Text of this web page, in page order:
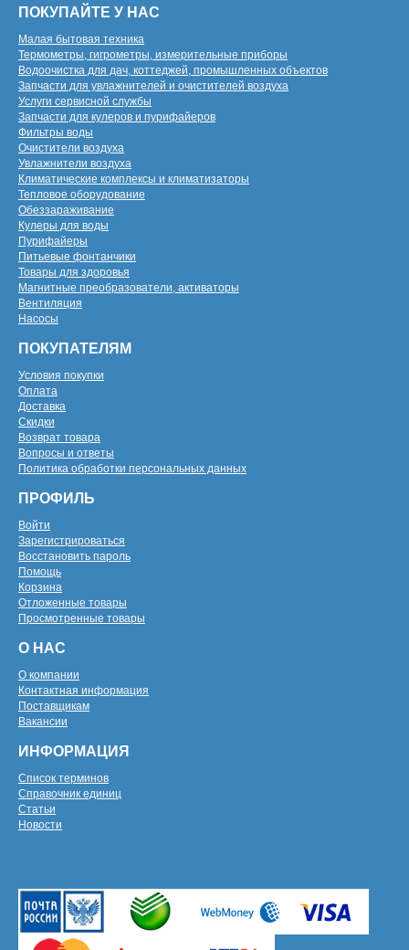
ПОКУПАЙТЕ У НАС
Малая бытовая техника
Термометры, гигрометры, измерительные приборы
Водоочистка для дач, коттеджей, промышленных объектов
Запчасти для увлажнителей и очистителей воздуха
Услуги сервисной службы
Запчасти для кулеров и пурифайеров
Фильтры воды
Очистители воздуха
Увлажнители воздуха
Климатические комплексы и климатизаторы
Тепловое оборудование
Обеззараживание
Кулеры для воды
Пурифайеры
Питьевые фонтанчики
Товары для здоровья
Магнитные преобразователи, активаторы
Вентиляция
Насосы
ПОКУПАТЕЛЯМ
Условия покупки
Оплата
Доставка
Скидки
Возврат товара
Вопросы и ответы
Политика обработки персональных данных
ПРОФИЛЬ
Войти
Зарегистрироваться
Восстановить пароль
Помощь
Корзина
Отложенные товары
Просмотренные товары
О НАС
О компании
Контактная информация
Поставщикам
Вакансии
ИНФОРМАЦИЯ
Список терминов
Справочник единиц
Статьи
Новости